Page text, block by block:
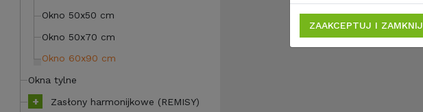
Okno 50x50 cm
Okno 50x70 cm
Okno 60x90 cm
Okna tylne
Zasłony harmonijkowe (REMISY)
ZAAKCEPTUJ I ZAMKNIJ